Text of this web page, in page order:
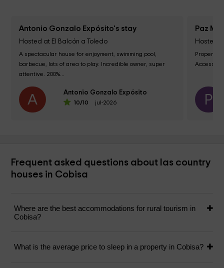
Antonio Gonzalo Expósito's stay
Hosted at El Balcón a Toledo
A spectacular house for enjoyment, swimming pool,
barbecue, lots of area to play. Incredible owner, super
attentive. 200%...
A Antonio Gonzalo Expósito
10/10 jul-2026
Paz
Hosted
Properly
Access to
P
Frequent asked questions about las country
houses in Cobisa
Where are the best accommodations for rural tourism in
Cobisa?
What is the average price to sleep in a property in Cobisa?